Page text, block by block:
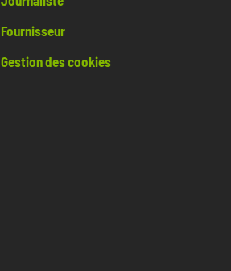
Fournisseur
Gestion des cookies